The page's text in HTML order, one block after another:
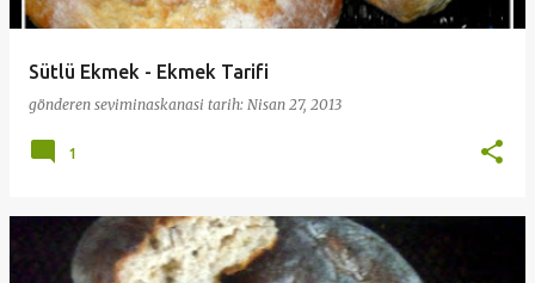
Sütlü Ekmek - Ekmek Tarifi
gönderen seviminaskanasi tarih: Nisan 27, 2013
1